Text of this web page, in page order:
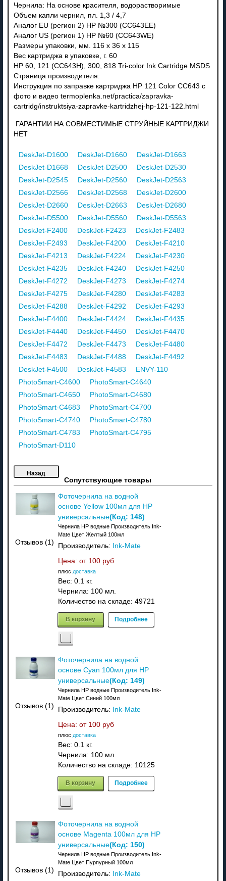
Чернила: На основе красителя, водорастворимые
Объем капли чернил, пл. 1,3 / 4,7
Аналог EU (регион 2) HP №300 (CC643EE)
Аналог US (регион 1) HP №60 (CC643WE)
Размеры упаковки, мм. 116 x 36 x 115
Вес картриджа в упаковке, г. 60
HP 60, 121 (CC643H), 300, 818 Tri-color Ink Cartridge MSDS
Страница производителя:
Инструкция по заправке картриджа HP 121 Color CC643 с
фото и видео termoplenka.net/practica/zapravka-
cartridg/instruktsiya-zapravke-kartridzhej-hp-121-122.html
ГАРАНТИИ НА СОВМЕСТИМЫЕ СТРУЙНЫЕ КАРТРИДЖИ
НЕТ
DeskJet-D1600 DeskJet-D1660
DeskJet-D1663
DeskJet-D1668
DeskJet-D2500
DeskJet-D2530
DeskJet-D2545
DeskJet-D2560
DeskJet-D2563
DeskJet-D2566
DeskJet-D2568
DeskJet-D2600
DeskJet-D2660
DeskJet-D2663
DeskJet-D2680
DeskJet-D5500
DeskJet-D5560
DeskJet-D5563
DeskJet-F2400
DeskJet-F2423
DeskJet-F2483
DeskJet-F2493
DeskJet-F4200
DeskJet-F4210
DeskJet-F4213
DeskJet-F4224
DeskJet-F4230
DeskJet-F4235
DeskJet-F4240
DeskJet-F4250
DeskJet-F4272
DeskJet-F4273
DeskJet-F4274
DeskJet-F4275
DeskJet-F4280
DeskJet-F4283
DeskJet-F4288
DeskJet-F4292
DeskJet-F4293
DeskJet-F4400
DeskJet-F4424
DeskJet-F4435
DeskJet-F4440
DeskJet-F4450
DeskJet-F4470
DeskJet-F4472
DeskJet-F4473
DeskJet-F4480
DeskJet-F4483
DeskJet-F4488
DeskJet-F4492
DeskJet-F4500
DeskJet-F4583
ENVY-110
PhotoSmart-C4600
PhotoSmart-C4640
PhotoSmart-C4650
PhotoSmart-C4680
PhotoSmart-C4683
PhotoSmart-C4700
PhotoSmart-C4740
PhotoSmart-C4780
PhotoSmart-C4783
PhotoSmart-C4795
PhotoSmart-D110
Сопутствующие товары
Отзывов (1)
Фоточернила на водной
основе Yellow 100мл для HP
универсальные(Код: 148)
Чернила HP водные Производитель Ink-
Mate Цвет Желтый 100мл
Производитель:
Ink-Mate
Цена: от 100 руб
плюс доставка
Вес: 0.1 кг.
Чернила: 100 мл.
Количество на складе: 49721
В корзину Подробнее
Отзывов (1)
Фоточернила на водной
основе Cyan 100мл для HP
универсальные(Код: 149)
Чернила HP водные Производитель Ink-
Mate Цвет Синий 100мл
Производитель:
Ink-Mate
Цена: от 100 руб
плюс доставка
Вес: 0.1 кг.
Чернила: 100 мл.
Количество на складе: 10125
В корзину Подробнее
Отзывов (1)
Фоточернила на водной
основе Magenta 100мл для HP
универсальные(Код: 150)
Чернила HP водные Производитель Ink-
Mate Цвет Пурпурный 100мл
Производитель: Ink-Mate